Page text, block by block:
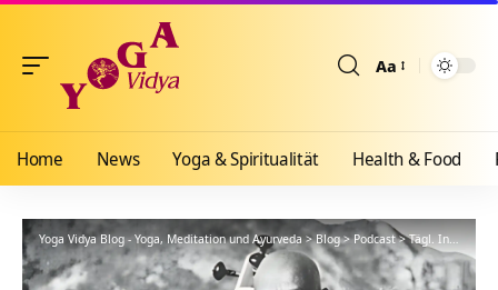
Aa
Home News Yoga & Spiritualität Health & Food
Yoga Vidya Blog - Yoga, Meditation und Ayurveda>Blog>Podcast>Tägl. Inspiration